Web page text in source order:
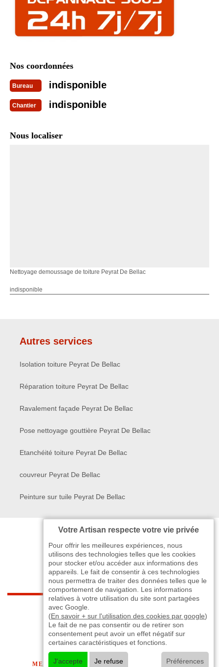
Nos coordonnées
Bureau indisponible
Chantier indisponible
Nous localiser
Nettoyage demoussage de toiture Peyrat De Bellac
indisponible
Autres services
Isolation toiture Peyrat De Bellac
Réparation toiture Peyrat De Bellac
Ravalement façade Peyrat De Bellac
Pose nettoyage gouttière Peyrat De Bellac
Etanchéité toiture Peyrat De Bellac
couvreur Peyrat De Bellac
Peinture sur tuile Peyrat De Bellac
indisponible - indisponible>
©2024 - 2026 TOUT DROIT RÉSERVÉ
MENTIONS LÉGALES-CONTACTEZ-NOUS
Votre Artisan respecte votre vie privée
Pour offrir les meilleures expériences, nous
utilisons des technologies telles que les cookies
pour stocker et/ou accéder aux informations des
appareils. Le fait de consentir à ces technologies
nous permettra de traiter des données telles que le
comportement de navigation. Les informations
relatives à votre utilisation du site sont partagées
avec Google.
(En savoir + sur l'utilisation des cookies par google)
Le fait de ne pas consentir ou de retirer son
consentement peut avoir un effet négatif sur
certaines caractéristiques et fonctions.
J'accepte Je refuse Préférences